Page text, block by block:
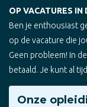
OP VACATURES IN
Ben je enthousiast
op de vacature die
Geen probleem! In
betaald. Je kunt al
Onze